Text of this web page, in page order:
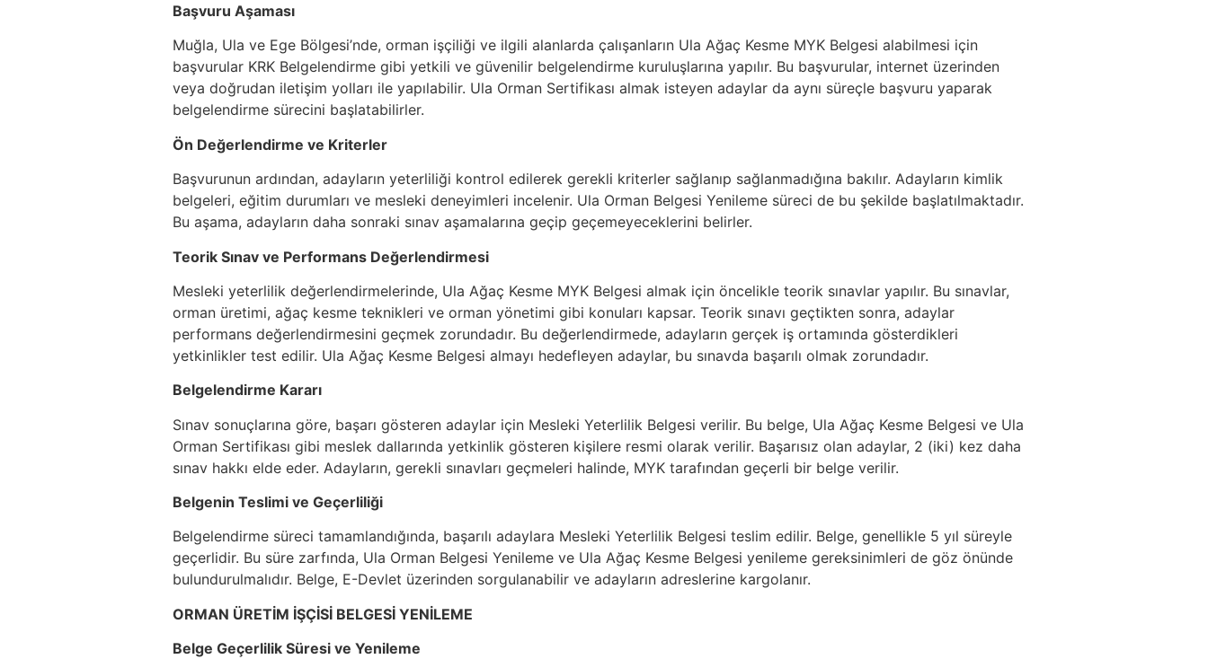
Başvuru Aşaması
Muğla, Ula ve Ege Bölgesi’nde, orman işçiliği ve ilgili alanlarda çalışanların Ula Ağaç Kesme MYK Belgesi alabilmesi için
başvurular KRK Belgelendirme gibi yetkili ve güvenilir belgelendirme kuruluşlarına yapılır. Bu başvurular, internet üzerinden
veya doğrudan iletişim yolları ile yapılabilir. Ula Orman Sertifikası almak isteyen adaylar da aynı süreçle başvuru yaparak
belgelendirme sürecini başlatabilirler.
Ön Değerlendirme ve Kriterler
Başvurunun ardından, adayların yeterliliği kontrol edilerek gerekli kriterler sağlanıp sağlanmadığına bakılır. Adayların kimlik
belgeleri, eğitim durumları ve mesleki deneyimleri incelenir. Ula Orman Belgesi Yenileme süreci de bu şekilde başlatılmaktadır.
Bu aşama, adayların daha sonraki sınav aşamalarına geçip geçemeyeceklerini belirler.
Teorik Sınav ve Performans Değerlendirmesi
Mesleki yeterlilik değerlendirmelerinde, Ula Ağaç Kesme MYK Belgesi almak için öncelikle teorik sınavlar yapılır. Bu sınavlar,
orman üretimi, ağaç kesme teknikleri ve orman yönetimi gibi konuları kapsar. Teorik sınavı geçtikten sonra, adaylar
performans değerlendirmesini geçmek zorundadır. Bu değerlendirmede, adayların gerçek iş ortamında gösterdikleri
yetkinlikler test edilir. Ula Ağaç Kesme Belgesi almayı hedefleyen adaylar, bu sınavda başarılı olmak zorundadır.
Belgelendirme Kararı
Sınav sonuçlarına göre, başarı gösteren adaylar için Mesleki Yeterlilik Belgesi verilir. Bu belge, Ula Ağaç Kesme Belgesi ve Ula
Orman Sertifikası gibi meslek dallarında yetkinlik gösteren kişilere resmi olarak verilir. Başarısız olan adaylar, 2 (iki) kez daha
sınav hakkı elde eder. Adayların, gerekli sınavları geçmeleri halinde, MYK tarafından geçerli bir belge verilir.
Belgenin Teslimi ve Geçerliliği
Belgelendirme süreci tamamlandığında, başarılı adaylara Mesleki Yeterlilik Belgesi teslim edilir. Belge, genellikle 5 yıl süreyle
geçerlidir. Bu süre zarfında, Ula Orman Belgesi Yenileme ve Ula Ağaç Kesme Belgesi yenileme gereksinimleri de göz önünde
bulundurulmalıdır. Belge, E-Devlet üzerinden sorgulanabilir ve adayların adreslerine kargolanır.
ORMAN ÜRETİM İŞÇİSİ BELGESİ YENİLEME
Belge Geçerlilik Süresi ve Yenileme